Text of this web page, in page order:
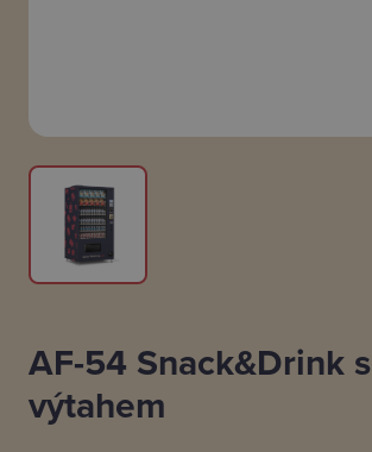
AF-54 Snack&Drink s
výtahem